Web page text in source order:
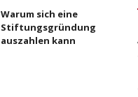
Warum sich eine
Stiftungsgründung
auszahlen kann